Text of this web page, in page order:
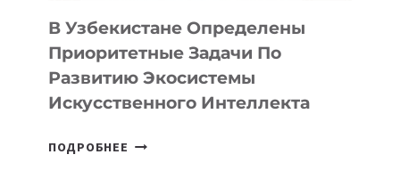
В Узбекистане Определены
Приоритетные Задачи По
Развитию Экосистемы
Искусственного Интеллекта
ПОДРОБНЕЕ